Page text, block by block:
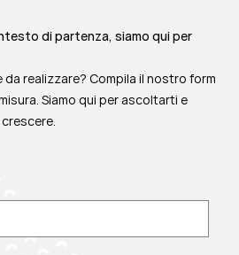
di partenza, siamo qui per
realizzare? Compila il nostro form
Siamo qui per ascoltarti e